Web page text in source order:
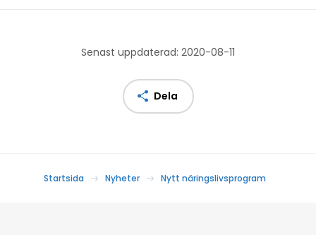
Senast uppdaterad: 2020-08-11
Dela
Startsida Nyheter Nytt näringslivsprogram